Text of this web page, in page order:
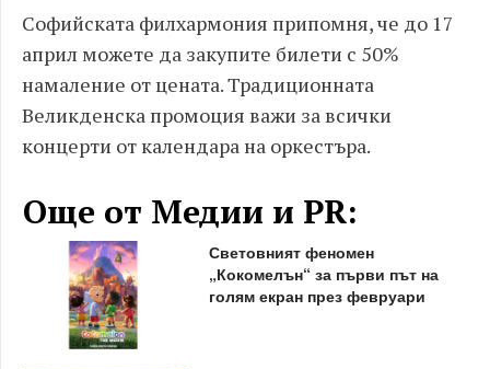
Софийската филхармония припомня, че до 17
април можете да закупите билети с 50%
намаление от цената. Традиционната
Великденска промоция важи за всички
концерти от календара на оркестъра.
Още от Медии и PR:
Световният феномен
„Кокомелън“ за първи път на
голям екран през февруари